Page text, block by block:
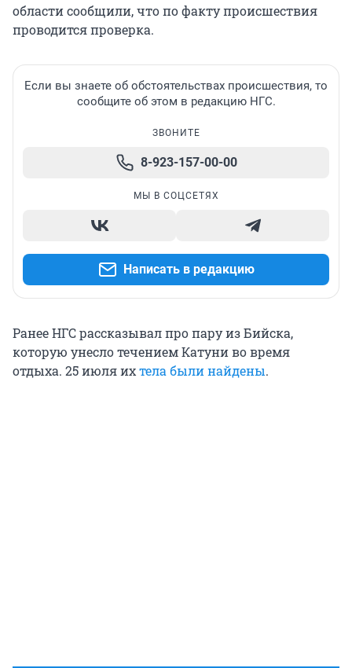
области сообщили, что по факту происшествия
проводится проверка.
Если вы знаете об обстоятельствах происшествия, то
сообщите об этом в редакцию НГС.
ЗВОНИТЕ
8-923-157-00-00
МЫ В СОЦСЕТЯХ
Написать в редакцию
Ранее НГС рассказывал про пару из Бийска,
которую унесло течением Катуни во время
отдыха. 25 июля ихтела были найдены.